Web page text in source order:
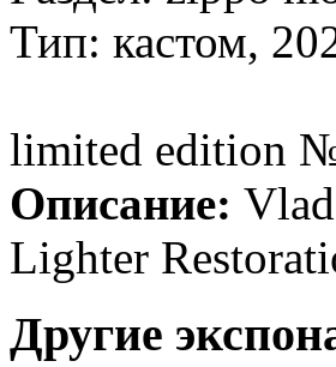
Тип: кастом,
limited edition
Описание:
Lighter
Другие